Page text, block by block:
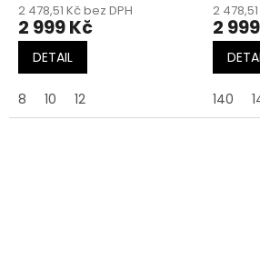
2 478,51 Kč bez DPH
2 999 Kč
DETAIL
8 10 12
2
2
140